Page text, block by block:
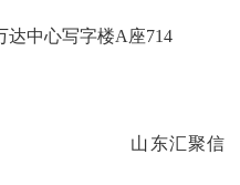
达中心写字楼A座714
山东汇聚信